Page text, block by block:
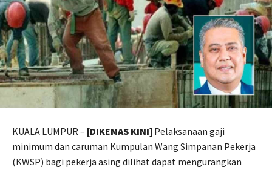
KUALA LUMPUR – [DIKEMAS KINI] Pelaksanaan gaji
minimum dan caruman Kumpulan Wang Simpanan Pekerja
(KWSP) bagi pekerja asing dilihat dapat mengurangkan